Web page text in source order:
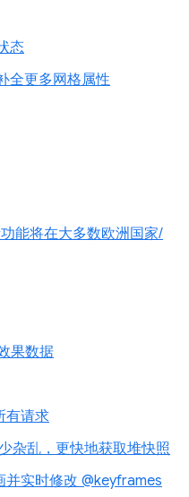
态
全更多网格属性
能将在大多数欧洲国家/
果数据
有请求
杂乱，更快地获取堆快照
并实时修改 @keyframes